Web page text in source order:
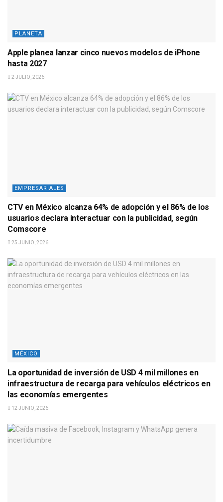
PLANETA
Apple planea lanzar cinco nuevos modelos de iPhone
hasta 2027
2 JULIO, 2026
EMPRESARIALES
CTV en México alcanza 64% de adopción y el 86% de los
usuarios declara interactuar con la publicidad, según
Comscore
25 JUNIO, 2026
MÉXICO
La oportunidad de inversión de USD 4 mil millones en
infraestructura de recarga para vehículos eléctricos en
las economías emergentes
12 JUNIO, 2026